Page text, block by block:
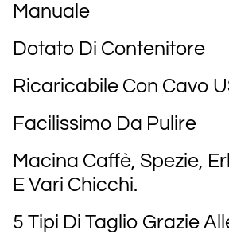
Manuale
Dotato Di Contenitore
Ricaricabile Con Cavo
Facilissimo Da Pulire
Macina Caffè, Spezie,
E Vari Chicchi.
5 Tipi Di Taglio Grazie